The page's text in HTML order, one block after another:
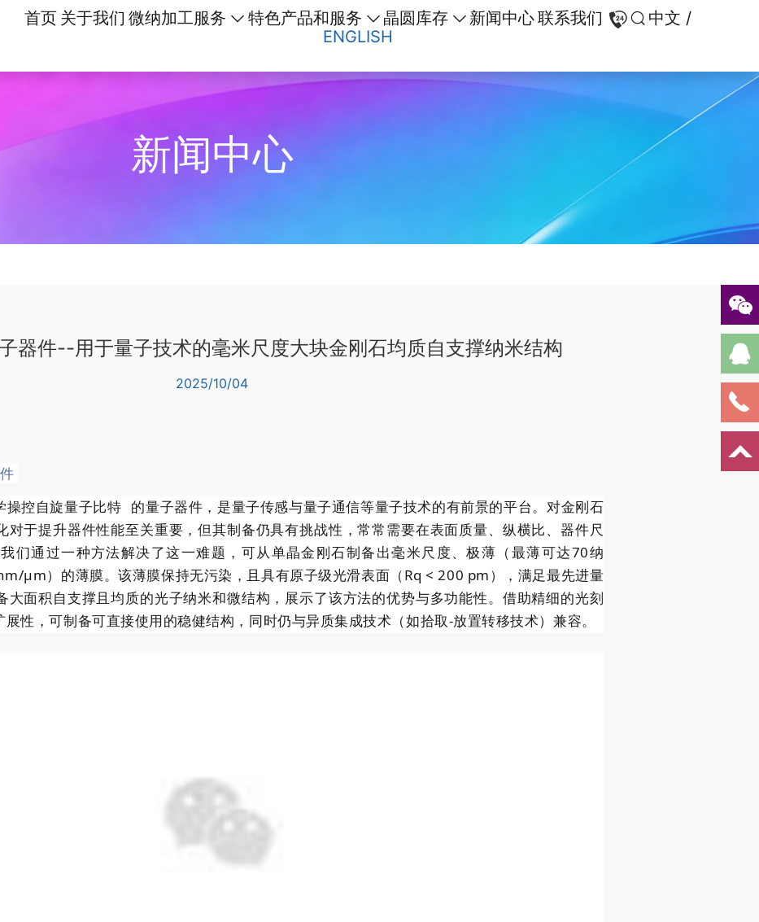
首页 关于我们 微纳加工服务 特色产品和服务 晶圆库存 新闻中心联系我们
中文 /
ENGLISH
新闻中心
器件--用于量子技术的毫米尺度大块金刚石均质自支撑纳米结构
2025/10/04
操控自旋量子比特 的量子器件，是量子传感与量子通信等量子技术的有前景的平台。对金刚石
对于提升器件性能至关重要，但其制备仍具有挑战性，常常需要在表面质量、纵横比、器件尺
们通过一种方法解决了这一难题，可从单晶金刚石制备出毫米尺度、极薄（最薄可达70纳
μm）的薄膜。该薄膜保持无污染，且具有原子级光滑表面（Rq < 200 pm），满足最先进量
大面积自支撑且均质的光子纳米和微结构，展示了该方法的优势与多功能性。借助精细的光刻
性，可制备可直接使用的稳健结构，同时仍与异质集成技术（如拾取-放置转移技术）兼容。